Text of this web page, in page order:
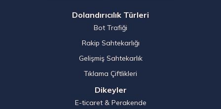
Dolandırıcılık Türleri
Bot Trafiği
Rakip Sahtekarlığı
Gelişmiş Sahtekarlık
Tıklama Çiftlikleri
Dikeyler
E-ticaret & Perakende